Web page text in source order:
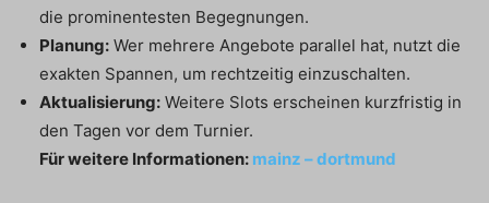
die prominentesten Begegnungen.
Planung: Wer mehrere Angebote parallel hat, nutzt die
exakten Spannen, um rechtzeitig einzuschalten.
Aktualisierung: Weitere Slots erscheinen kurzfristig in
den Tagen vor dem Turnier.
Für weitere Informationen: mainz – dortmund